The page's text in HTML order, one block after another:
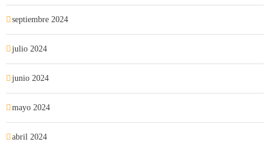
septiembre 2024
julio 2024
junio 2024
mayo 2024
abril 2024